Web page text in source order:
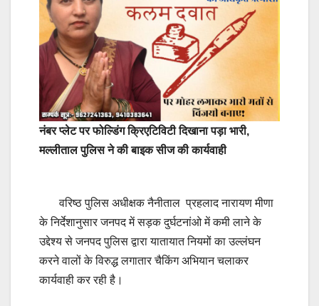
नंबर प्लेट पर फोल्डिंग क्रिएटिविटी दिखाना पड़ा भारी,
मल्लीताल पुलिस ने की बाइक सीज की कार्यवाही
वरिष्ठ पुलिस अधीक्षक नैनीताल प्रहलाद नारायण मीणा
के निर्देशानुसार जनपद में सड़क दुर्घटनांओ में कमी लाने के
उद्देश्य से जनपद पुलिस द्वारा यातायात नियमों का उल्लंघन
करने वालों के विरुद्ध लगातार चैकिंग अभियान चलाकर
कार्यवाही कर रही है।